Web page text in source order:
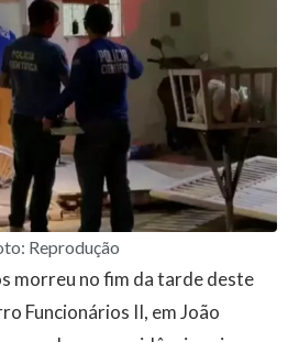
Reprodução
morreu no fim da tarde deste
Funcionários II, em João